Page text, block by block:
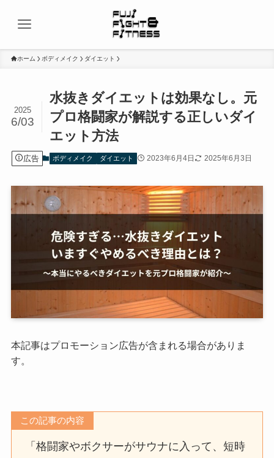
ホーム ボディメイク ダイエット
水抜きダイエットは効果なし。元
プロ格闘家が解説する正しいダイ
エット方法
2025
6/03
広告 ボディメイク ダイエット 2023年6月4日 2025年6月3日
本記事はプロモーション広告が含まれる場合がありま
す。
この記事の内容
「格闘家やボクサーがサウナに入って、短時